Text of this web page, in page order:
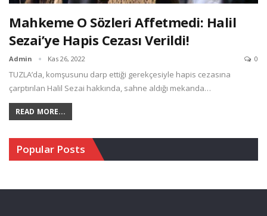
Mahkeme O Sözleri Affetmedi: Halil
Sezai’ye Hapis Cezası Verildi!
Admin Kas 26, 2022 0
TUZLA’da, komşusunu darp ettiği gerekçesiyle hapis cezasına
çarptırılan Halil Sezai hakkında, sahne aldığı mekanda…
READ MORE...
Popular Posts